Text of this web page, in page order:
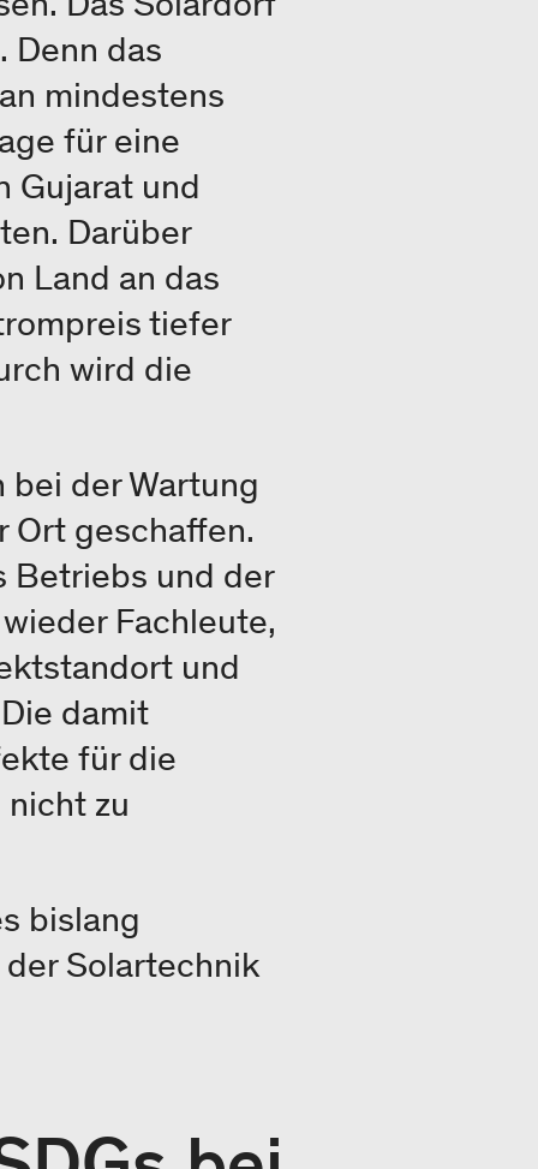
Denn das
mindestens
für eine
Gujarat und
Darüber
Land an das
tiefer
wird die
der Wartung
Ort geschaffen.
Betriebs und der
Fachleute,
und
damit
für die
zu
bislang
Solartechnik